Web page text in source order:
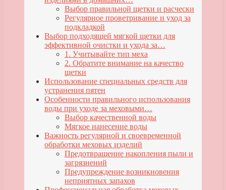
Выбор правильной щетки и расчески
Регулярное проветривание и уход за
подкладкой
Выбор подходящей мягкой щетки для
эффективной очистки и ухода за…
1. Учитывайте тип меха
2. Обратите внимание на качество
щетки
Использование специальных средств для
устранения пятен
Особенности правильного использования
воды при уходе за меховыми…
Выбор качественной воды
Мягкое нанесение воды
Важность регулярной и своевременной
обработки меховых изделий
Предотвращение накопления пыли и
загрязнений
Предупреждение возникновения
неприятных запахов